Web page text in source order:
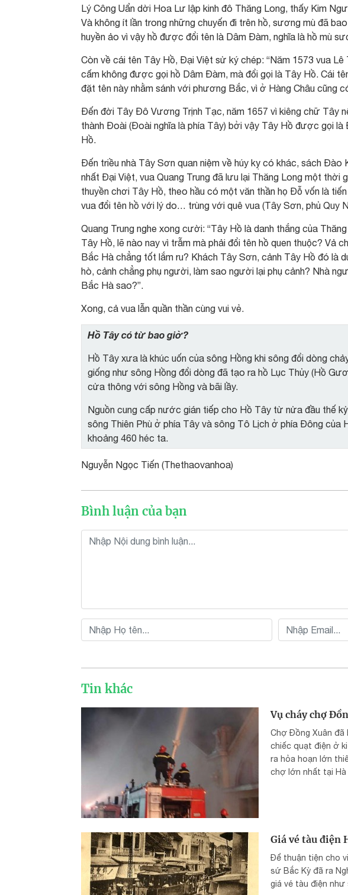
Lý Công Uẩn dời Hoa Lư lập kinh đô Thăng Long, thấy Kim
Và không ít lần trong những chuyến đi trên hồ, sương mù đã
huyền ảo vì vậy hồ được đổi tên là Dâm Đàm, nghĩa là hồ mù
Còn về cái tên Tây Hồ, Đại Việt sử ký chép: “Năm 1573 vua
cấm không được gọi hồ Dâm Đàm, mà đổi gọi là Tây Hồ. Cái
đặt tên này nhằm sánh với phương Bắc, vì ở Hàng Châu cũng
Đến đời Tây Đô Vương Trịnh Tạc, năm 1657 vì kiêng chữ Tây
thành Đoài (Đoài nghĩa là phía Tây) bởi vậy Tây Hồ được gọi
Hồ.
Đến triều nhà Tây Sơn quan niệm về húy kỵ có khác, sách Đào
nhất Đại Việt, vua Quang Trung đã lưu lại Thăng Long một thời
thuyền chơi Tây Hồ, theo hầu có một văn thần họ Đỗ vốn là
vua đổi tên hồ với lý do… trùng với quê vua (Tây Sơn, phủ Quy
Quang Trung nghe xong cười: “Tây Hồ là danh thắng của
Tây Hồ, lẽ nào nay vì trẫm mà phải đổi tên hồ quen thuộc? Vả
Bắc Hà chẳng tốt lắm ru? Khách Tây Sơn, cảnh Tây Hồ đó là
hò, cảnh chẳng phụ người, làm sao người lại phụ cảnh? Nhà
Bắc Hà sao?”.
Xong, cả vua lẫn quần thần cùng vui vẻ.
Hồ Tây có từ bao giờ?
Hồ Tây xưa là khúc uốn của sông Hồng khi sông đổi dòng
giống như sông Hồng đổi dòng đã tạo ra hồ Lục Thủy (Hồ
cửa thông với sông Hồng và bãi lầy.
Nguồn cung cấp nước gián tiếp cho Hồ Tây từ nửa đầu thế
sông Thiên Phù ở phía Tây và sông Tô Lịch ở phía Đông của
khoảng 460 héc ta.
Nguyễn Ngọc Tiến (Thethaovanhoa)
Bình luận của bạn
Tin khác
Vụ cháy chợ
Chợ Đồng Xuân đã
chiếc quạt điện ở
ra hỏa hoạn lớn
chợ lớn nhất tại
Giá vé tàu điện
Để thuận tiện cho
sứ Bắc Kỳ đã ra
giá vé tàu điện như